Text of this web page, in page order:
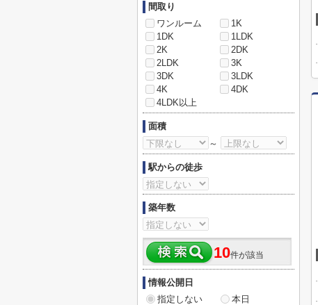
間取り
ワンルーム
1K
1DK
1LDK
2K
2DK
2LDK
3K
3DK
3LDK
4K
4DK
4LDK以上
面積
～
駅からの徒歩
築年数
10件が該当
情報公開日
指定しない
本日